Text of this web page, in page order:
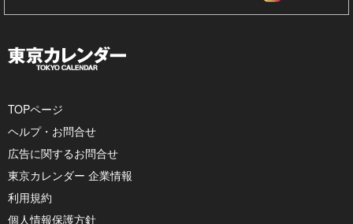
TOPページ
ヘルプ・お問合せ
広告に関するお問合せ
東京カレンダー 企業情報
利用規約
個人情報保護方針